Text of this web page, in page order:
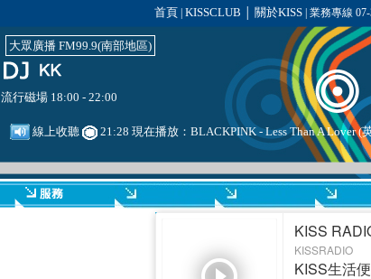
首頁 KISSCLUB 關於KISS| 業務專線 07-
大眾廣播 FM99.9(南部地區)
流行磁場 18:00 - 22:00
線上收聽 21:28 現在播放： BLACKPINK- Less Than A Lover (